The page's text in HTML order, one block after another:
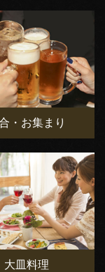
・お集まり
大皿料理